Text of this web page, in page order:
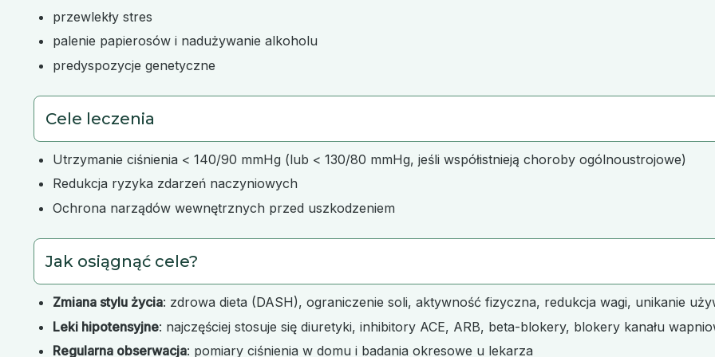
przewlekły stres
palenie papierosów i nadużywanie alkoholu
predyspozycje genetyczne
Cele leczenia
Utrzymanie ciśnienia < 140/90 mmHg (lub < 130/80 mmHg, jeśli współistnieją choroby ogólnoustrojowe)
Redukcja ryzyka zdarzeń naczyniowych
Ochrona narządów wewnętrznych przed uszkodzeniem
Jak osiągnąć cele?
Zmiana stylu życia: zdrowa dieta (DASH), ograniczenie soli, aktywność fizyczna, redukcja wagi, unikanie
Leki hipotensyjne: najczęściej stosuje się diuretyki, inhibitory ACE, ARB, beta-blokery, blokery kanału
Regularna obserwacja: pomiary ciśnienia w domu i badania okresowe u lekarza